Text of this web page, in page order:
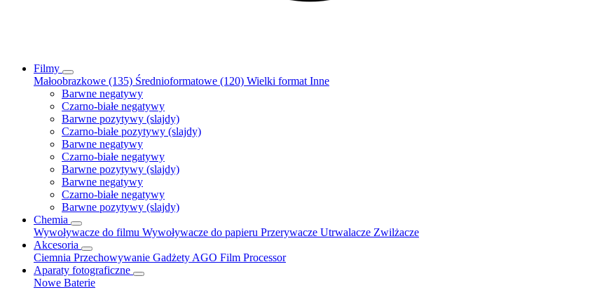
Filmy
Małoobrazkowe (135) Średnioformatowe (120) Wielki format Inne
Barwne negatywy
Czarno-białe negatywy
Barwne pozytywy (slajdy)
Czarno-białe pozytywy (slajdy)
Barwne negatywy
Czarno-białe negatywy
Barwne pozytywy (slajdy)
Barwne negatywy
Czarno-białe negatywy
Barwne pozytywy (slajdy)
Chemia
Wywoływacze do filmu Wywoływacze do papieru Przerywacze Utrwalacze Zwilżacze
Akcesoria
Ciemnia Przechowywanie Gadżety AGO Film Processor
Aparaty fotograficzne
Nowe Baterie